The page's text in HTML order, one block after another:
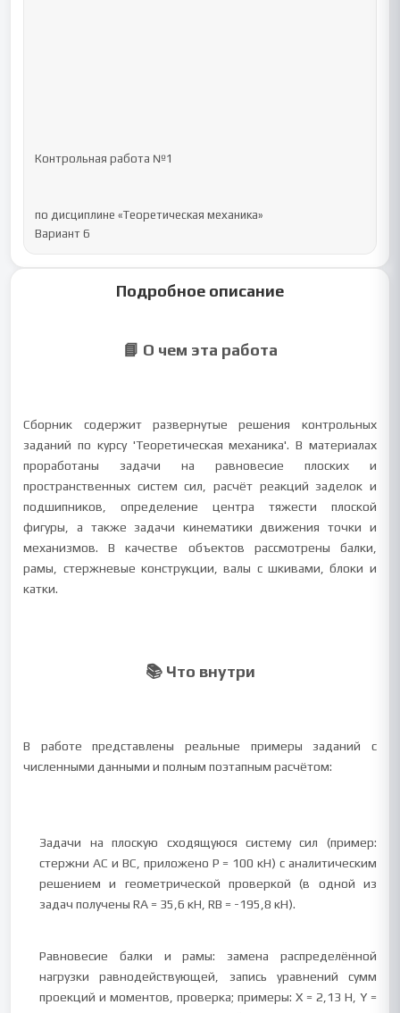
Контрольная работа №1
по дисциплине «Теоретическая механика»
Вариант 6
Подробное описание
📘 О чем эта работа
Сборник содержит развернутые решения контрольных
заданий по курсу 'Теоретическая механика'. В материалах
проработаны задачи на равновесие плоских и
пространственных систем сил, расчёт реакций заделок и
подшипников, определение центра тяжести плоской
фигуры, а также задачи кинематики движения точки и
механизмов. В качестве объектов рассмотрены балки,
рамы, стержневые конструкции, валы с шкивами, блоки и
катки.
📚 Что внутри
В работе представлены реальные примеры заданий с
численными данными и полным поэтапным расчётом:
Задачи на плоскую сходящуюся систему сил (пример:
стержни АС и ВС, приложено P = 100 кН) с аналитическим
решением и геометрической проверкой (в одной из
задач получены RA = 35,6 кН, RB = -195,8 кН).
Равновесие балки и рамы: замена распределённой
нагрузки равнодействующей, запись уравнений сумм
проекций и моментов, проверка; примеры: X = 2,13 Н, Y =